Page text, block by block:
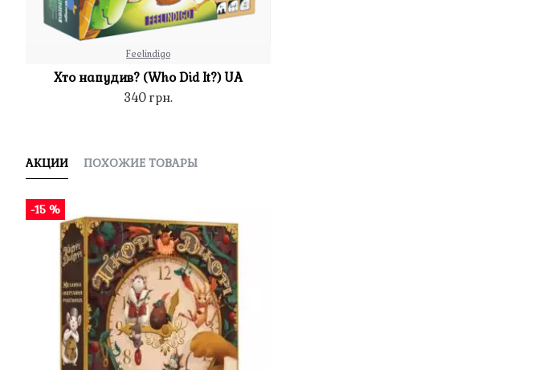
Feelindigo
Хто напудив? (Who Did It?) UA
340 грн.
АКЦИИ ПОХОЖИЕ ТОВАРЫ
-15 %